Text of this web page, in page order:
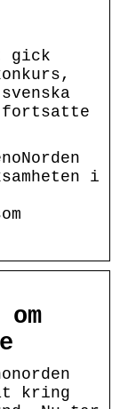
gick
fortsatte
i
kring